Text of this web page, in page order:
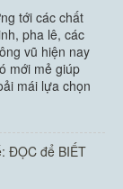
tới các chất
pha lê, các
vũ hiện nay
mới mẻ giúp
mái lựa chọn
phòng
ĐỌC để BIẾT